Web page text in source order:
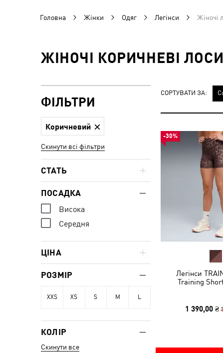
Головна Жінки Одяг Легінси Жіночі
ЖІНОЧІ КОРИЧНЕВІ
СОРТУВАТИ ЗА:
-30%
Легінси
Training
1 390,00 ₴
ФІЛЬТРИ
Коричневий
Скинути всі фільтри
СТАТЬ
ПОСАДКА
Висока
Середня
ЦІНА
РОЗМІР
XXS XS S M L
КОЛІР
Скинути все